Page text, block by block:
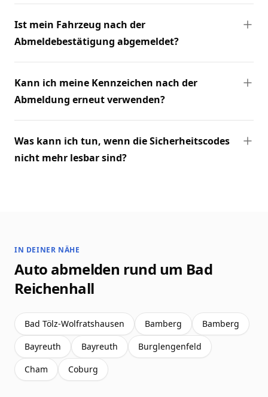
Ist mein Fahrzeug nach der
Abmeldebestätigung abgemeldet?
Kann ich meine Kennzeichen nach der
Abmeldung erneut verwenden?
Was kann ich tun, wenn die Sicherheitscodes
nicht mehr lesbar sind?
IN DEINER NÄHE
Auto abmelden rund um Bad
Reichenhall
Bad Tölz-Wolfratshausen Bamberg
Bamberg
Bayreuth
Bayreuth
Burglengenfeld
Cham
Coburg